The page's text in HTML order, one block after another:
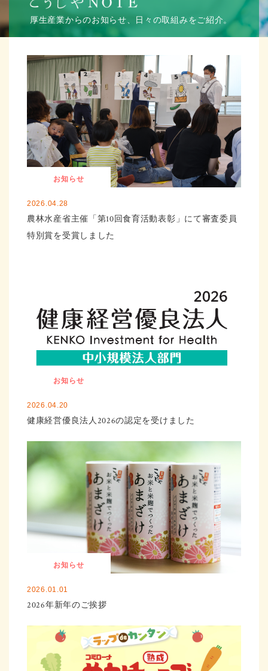
厚生産業からのお知らせ、日々の取組みをご紹介。
お知らせ
2026.04.28
農林水産省主催「第10回食育活動表彰」にて審査委員
特別賞を受賞しました
お知らせ
2026.04.20
健康経営優良法人2026の認定を受けました
お知らせ
2026.01.01
2026年新年のご挨拶